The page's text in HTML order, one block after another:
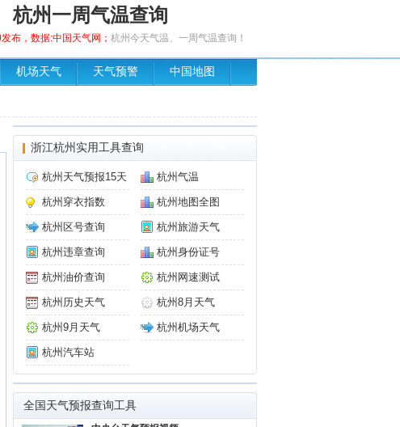
杭州一周气温查询
布，数据:中国天气网； 杭州今天气温、一周气温查询！
机场天气 天气预警 中国地图
浙江杭州实用工具查询
杭州天气预报15天 杭州气温
杭州穿衣指数 杭州地图全图
杭州区号查询 杭州旅游天气
杭州违章查询 杭州身份证号
杭州油价查询 杭州网速测试
杭州历史天气 杭州8月天气
杭州9月天气 杭州机场天气
杭州汽车站
全国天气预报查询工具